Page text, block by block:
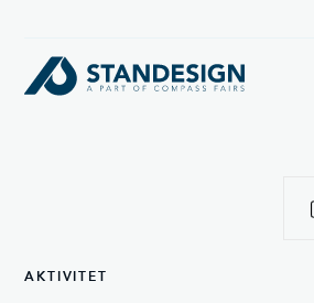
AKTIVITET